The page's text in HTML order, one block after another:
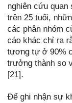
nghiên cứu
trên 25 tuổi,
các phân nhóm
cáo khác chỉ ra
tương tự ở 90%
trưởng thành so
[21].
Để ghi nhận sự